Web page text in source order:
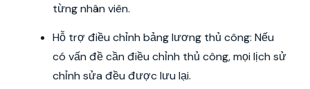
từng nhân viên.
Hỗ trợ điều chỉnh bảng lương thủ công: Nếu
có vấn đề cần điều chỉnh thủ công, mọi lịch sử
chỉnh sửa đều được lưu lại.